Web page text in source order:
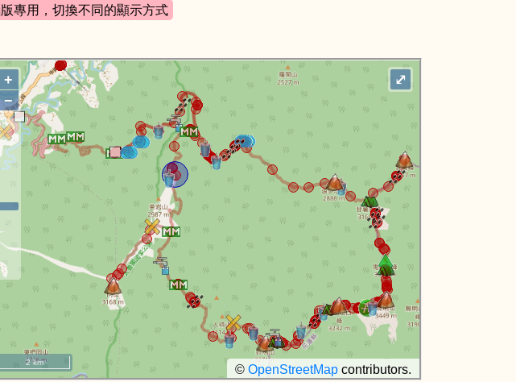
2 km
+
−
© OpenStreetMap contributors.
⤢